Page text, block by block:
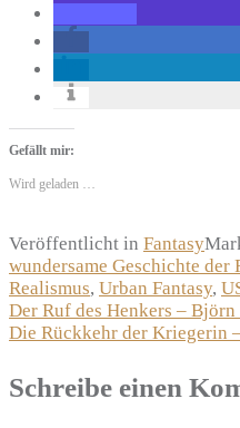
Gefällt mir:
Wird geladen …
Veröffentlicht in Fantasy
wundersame Geschichte der
Realismus, Urban Fantasy,
Der Ruf des Henkers –
Die Rückkehr der Kriegerin
Schreibe einen